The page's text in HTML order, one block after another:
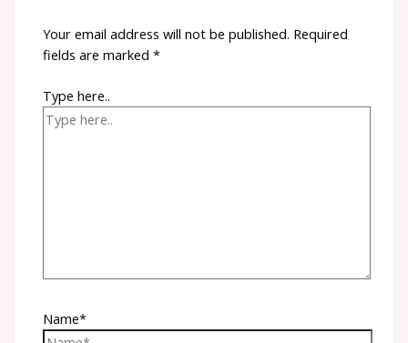
Your email address will not be published. Required
fields are marked*
Type here..
Name*